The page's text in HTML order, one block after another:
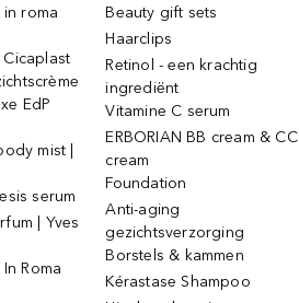
roma
Cicaplast
EdP
mist |
serum
| Yves
Roma
Beauty gift sets
Haarclips
Retinol - een krachtig
ingrediënt
Vitamine C serum
ERBORIAN BB cream & CC
cream
Foundation
Anti-aging
gezichtsverzorging
Borstels & kammen
Kérastase Shampoo